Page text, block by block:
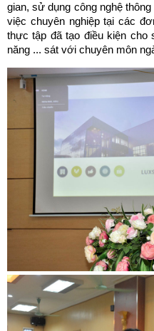
gian, sử dụng công nghệ
việc chuyên nghiệp tại các
thực tập đã tạo điều kiện
năng ... sát với chuyên môn